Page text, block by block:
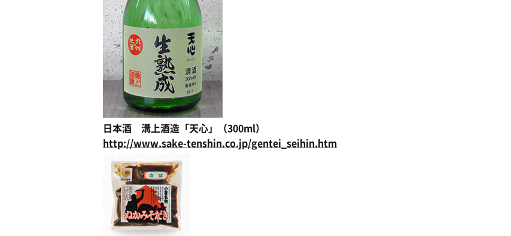
日本酒 溝上酒造「天心」（300ml）
http://www.sake-tenshin.co.jp/gentei_seihin.htm